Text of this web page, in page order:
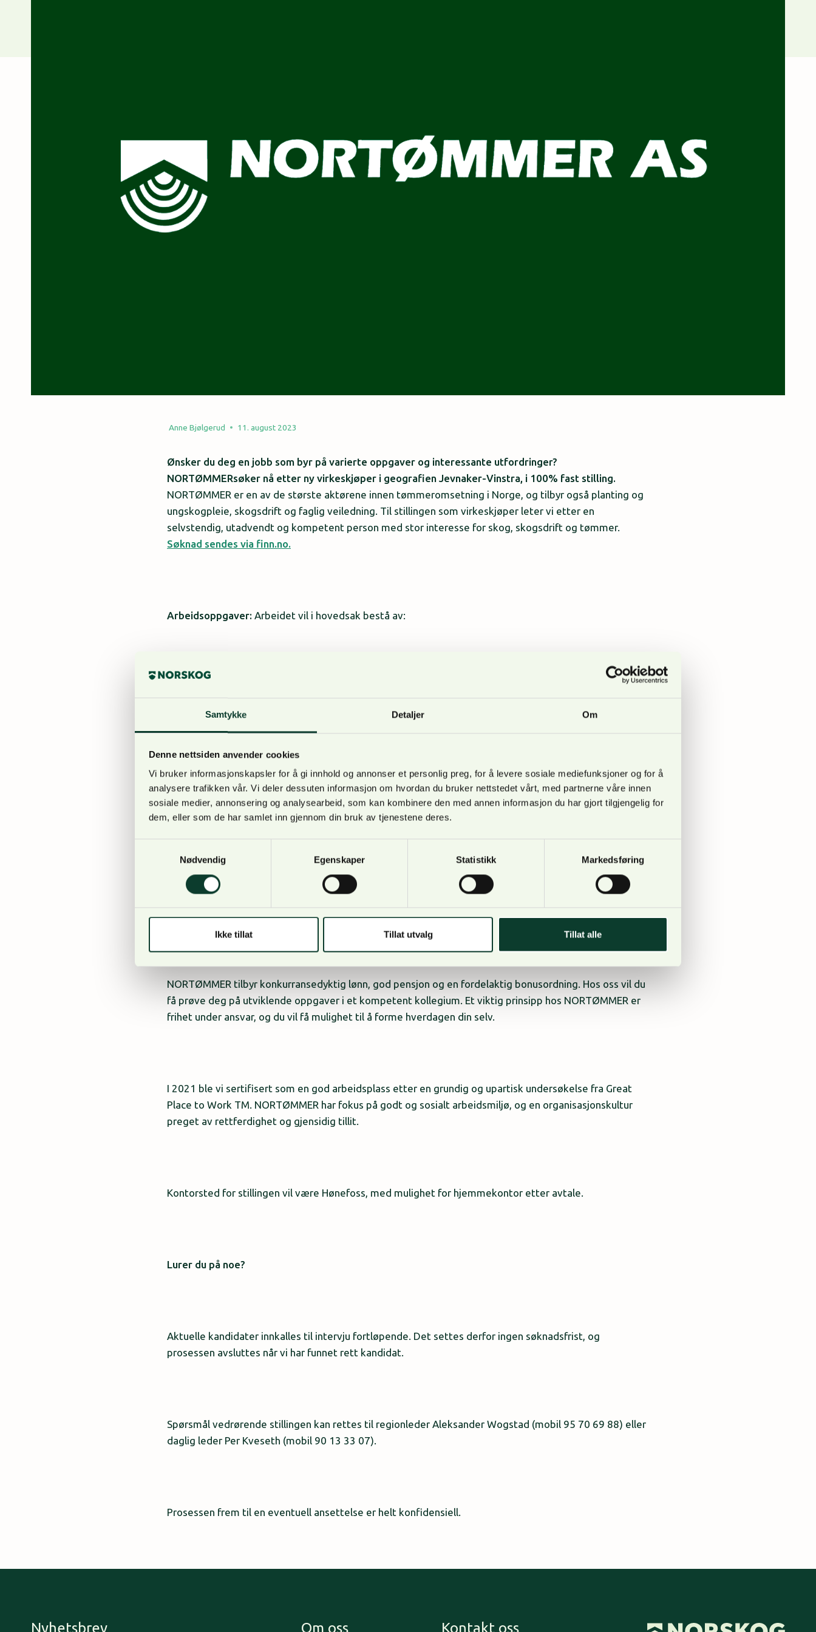
Samtykke Detaljer Om
Denne nettsiden anvender cookies
Vi bruker informasjonskapsler for å gi innhold og annonser et personlig preg, for å levere sosiale mediefunksjoner og for å
analysere trafikken vår. Vi deler dessuten informasjon om hvordan du bruker nettstedet vårt, med partnerne våre innen
sosiale medier, annonsering og analysearbeid, som kan kombinere den med annen informasjon du har gjort tilgjengelig for
dem, eller som de har samlet inn gjennom din bruk av tjenestene deres.
Nødvendig
Egenskaper Statistikk Markedsføring
Ikke tillat Tillat utvalg Tillat alle
Anne Bjølgerud 11. august 2023
Ønsker du deg en jobb som byr på varierte oppgaver og interessante utfordringer?
NORTØMMERsøker nå etter ny virkeskjøper i geografien Jevnaker-Vinstra, i 100% fast stilling.
NORTØMMER er en av de største aktørene innen tømmeromsetning i Norge, og tilbyr også planting og
ungskogpleie, skogsdrift og faglig veiledning. Til stillingen som virkeskjøper leter vi etter en
selvstendig, utadvendt og kompetent person med stor interesse for skog, skogsdrift og tømmer.
Søknad sendes via finn.no.
Arbeidsoppgaver: Arbeidet vil i hovedsak bestå av:
Planlegging av skogsdrifter
Kontakt og oppfølging av skogeiere, entreprenører og skogoppsyn
Ønskede kvalifikasjoner og egenskaper:
Skogbruksutdanning på master eller bachelornivå vil være en fordel
Evnen til å skape gode relasjoner
NORTØMMER tilbyr konkurransedyktig lønn, god pensjon og en fordelaktig bonusordning. Hos oss vil du
få prøve deg på utviklende oppgaver i et kompetent kollegium. Et viktig prinsipp hos NORTØMMER er
frihet under ansvar, og du vil få mulighet til å forme hverdagen din selv.
I 2021 ble vi sertifisert som en god arbeidsplass etter en grundig og upartisk undersøkelse fra Great
Place to Work TM. NORTØMMER har fokus på godt og sosialt arbeidsmiljø, og en organisasjonskultur
preget av rettferdighet og gjensidig tillit.
Kontorsted for stillingen vil være Hønefoss, med mulighet for hjemmekontor etter avtale.
Lurer du på noe?
Aktuelle kandidater innkalles til intervju fortløpende. Det settes derfor ingen søknadsfrist, og
prosessen avsluttes når vi har funnet rett kandidat.
Spørsmål vedrørende stillingen kan rettes til regionleder Aleksander Wogstad (mobil 95 70 69 88) eller
daglig leder Per Kveseth (mobil 90 13 33 07).
Prosessen frem til en eventuell ansettelse er helt konfidensiell.
Nyhetsbrev Om oss Kontakt oss